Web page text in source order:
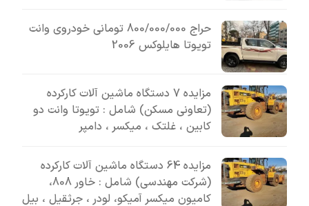
حراج 800/000/000 تومانی خودروی وانت
تویوتا هایلوکس 2006
مزایده 7 دستگاه ماشین آلات کارکرده
(تعاونی مسکن) شامل : تویوتا وانت دو
کابین ، غلتک ، میکسر ، دامپر
مزایده 64 دستگاه ماشین آلات کارکرده
(شرکت مهندسی) شامل : خاور 808،
کامیون میکسر آمیکو، لودر ، جرثقیل ، بیل